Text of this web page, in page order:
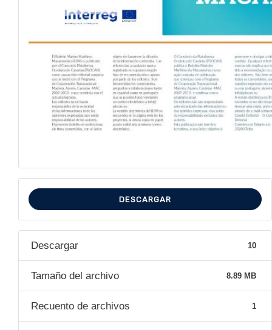
DESCARGAR
Descargar 10
Tamaño del archivo 8.89 MB
Recuento de archivos 1